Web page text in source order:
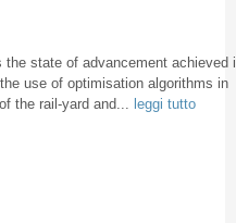
state of advancement achieved
use of optimisation algorithms in
the rail-yard and... leggi tutto